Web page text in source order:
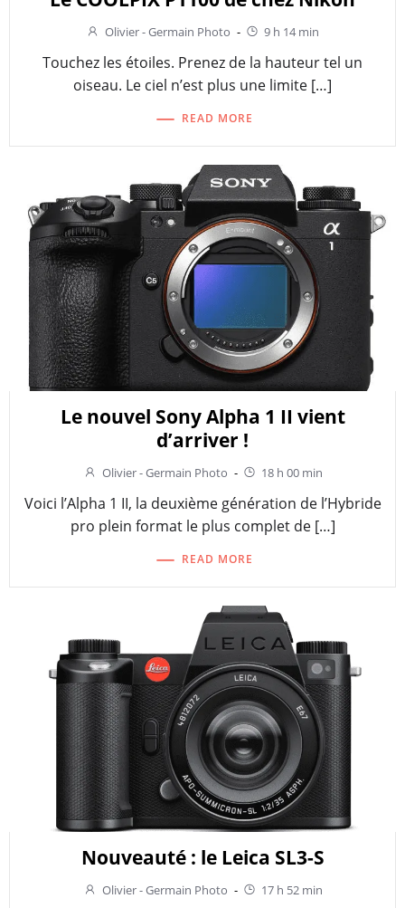
Olivier - Germain Photo - 9 h 14 min
Touchez les étoiles. Prenez de la hauteur tel un
oiseau. Le ciel n’est plus une limite […]
READ MORE
Le nouvel Sony Alpha 1 II vient
d’arriver !
Olivier - Germain Photo - 18 h 00 min
Voici l’Alpha 1 II, la deuxième génération de l’Hybride
pro plein format le plus complet de […]
READ MORE
Nouveauté : le Leica SL3-S
Olivier - Germain Photo - 17 h 52 min